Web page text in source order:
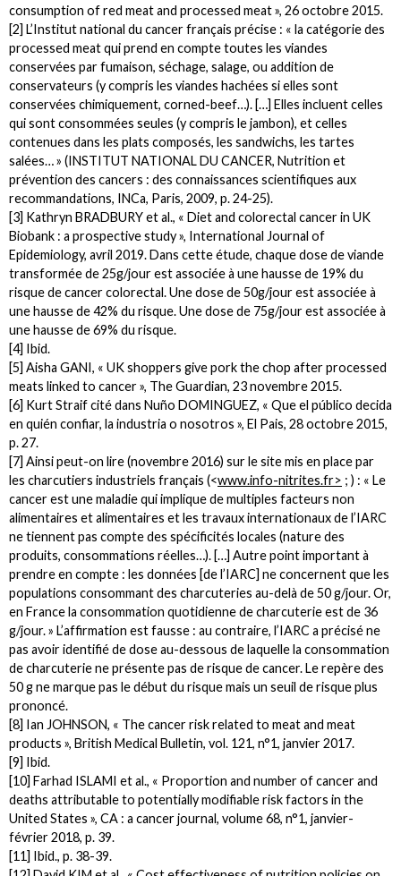
consumption of red meat and processed meat », 26 octobre 2015.
[2] L’Institut national du cancer français précise : « la catégorie des
processed meat qui prend en compte toutes les viandes
conservées par fumaison, séchage, salage, ou addition de
conservateurs (y compris les viandes hachées si elles sont
conservées chimiquement, corned-beef…). […] Elles incluent celles
qui sont consommées seules (y compris le jambon), et celles
contenues dans les plats composés, les sandwichs, les tartes
salées… » (INSTITUT NATIONAL DU CANCER, Nutrition et
prévention des cancers : des connaissances scientifiques aux
recommandations, INCa, Paris, 2009, p. 24-25).
[3] Kathryn BRADBURY et al., « Diet and colorectal cancer in UK
Biobank : a prospective study », International Journal of
Epidemiology, avril 2019. Dans cette étude, chaque dose de viande
transformée de 25g/jour est associée à une hausse de 19% du
risque de cancer colorectal. Une dose de 50g/jour est associée à
une hausse de 42% du risque. Une dose de 75g/jour est associée à
une hausse de 69% du risque.
[4] Ibid.
[5] Aisha GANI, « UK shoppers give pork the chop after processed
meats linked to cancer », The Guardian, 23 novembre 2015.
[6] Kurt Straif cité dans Nuño DOMINGUEZ, « Que el público decida
en quién confiar, la industria o nosotros », El Pais, 28 octobre 2015,
p. 27.
[7] Ainsi peut-on lire (novembre 2016) sur le site mis en place par
les charcutiers industriels français (<www.info-nitrites.fr> ; ) : « Le
cancer est une maladie qui implique de multiples facteurs non
alimentaires et alimentaires et les travaux internationaux de l’IARC
ne tiennent pas compte des spécificités locales (nature des
produits, consommations réelles…). […] Autre point important à
prendre en compte : les données [de l’IARC] ne concernent que les
populations consommant des charcuteries au-delà de 50 g/jour. Or,
en France la consommation quotidienne de charcuterie est de 36
g/jour. » L’affirmation est fausse : au contraire, l’IARC a précisé ne
pas avoir identifié de dose au-dessous de laquelle la consommation
de charcuterie ne présente pas de risque de cancer. Le repère des
50 g ne marque pas le début du risque mais un seuil de risque plus
prononcé.
[8] Ian JOHNSON, « The cancer risk related to meat and meat
products », British Medical Bulletin, vol. 121, n°1, janvier 2017.
[9] Ibid.
[10] Farhad ISLAMI et al., « Proportion and number of cancer and
deaths attributable to potentially modifiable risk factors in the
United States », CA : a cancer journal, volume 68, n°1, janvier-
février 2018, p. 39.
[11] Ibid., p. 38-39.